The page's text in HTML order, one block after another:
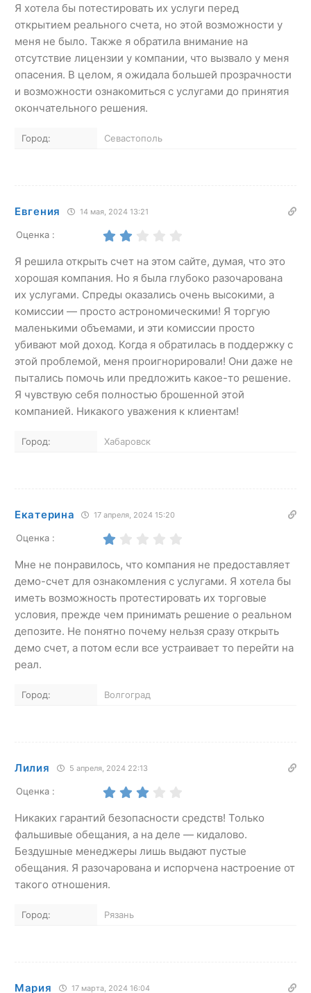
Я хотела бы потестировать их услуги перед
открытием реального счета, но этой возможности у
меня не было. Также я обратила внимание на
отсутствие лицензии у компании, что вызвало у меня
опасения. В целом, я ожидала большей прозрачности
и возможности ознакомиться с услугами до принятия
окончательного решения.
Город: Севастополь
Евгения 14 мая, 2024 13:21
Оценка :
Я решила открыть счет на этом сайте, думая, что это
хорошая компания. Но я была глубоко разочарована
их услугами. Спреды оказались очень высокими, а
комиссии — просто астрономическими! Я торгую
маленькими объемами, и эти комиссии просто
убивают мой доход. Когда я обратилась в поддержку с
этой проблемой, меня проигнорировали! Они даже не
пытались помочь или предложить какое-то решение.
Я чувствую себя полностью брошенной этой
компанией. Никакого уважения к клиентам!
Город: Хабаровск
Екатерина 17 апреля, 2024 15:20
Оценка :
Мне не понравилось, что компания не предоставляет
демо-счет для ознакомления с услугами. Я хотела бы
иметь возможность протестировать их торговые
условия, прежде чем принимать решение о реальном
депозите. Не понятно почему нельзя сразу открыть
демо счет, а потом если все устраивает то перейти на
реал.
Город: Волгоград
Лилия 5 апреля, 2024 22:13
Оценка :
Никаких гарантий безопасности средств! Только
фальшивые обещания, а на деле — кидалово.
Бездушные менеджеры лишь выдают пустые
обещания. Я разочарована и испорчена настроение от
такого отношения.
Город: Рязань
Мария 17 марта, 2024 16:04